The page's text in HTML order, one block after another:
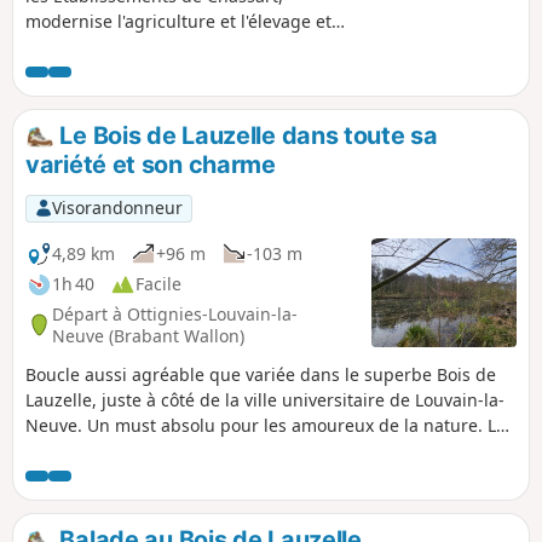
lors des deux traversées de la N93.
modernise l'agriculture et l'élevage et
développement de la culture de la
betterave dans la région. S'ensuit la
création d'un distillerie et la production
du célèbre genièvre Chassart Vieille
Cuvée. En 1906, le patronyme fut anobli
en Dumont de Chassart.
Le Bois de Lauzelle dans toute sa
variété et son charme
Visorandonneur
4,89 km
+96 m
-103 m
1h 40
Facile
Départ à Ottignies-Louvain-la-
Neuve (Brabant Wallon)
Boucle aussi agréable que variée dans le superbe Bois de
Lauzelle, juste à côté de la ville universitaire de Louvain-la-
Neuve. Un must absolu pour les amoureux de la nature. La
charmante grâce aux aménagements très réussis.